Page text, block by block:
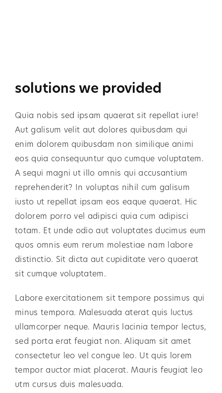
solutions we provided
Quia nobis sed ipsam quaerat sit repellat iure!
Aut galisum velit aut dolores quibusdam qui
enim dolorem quibusdam non similique animi
eos quia consequuntur quo cumque voluptatem.
A sequi magni ut illo omnis qui accusantium
reprehenderit? In voluptas nihil cum galisum
iusto ut repellat ipsam eos eaque quaerat. Hic
dolorem porro vel adipisci quia cum adipisci
totam. Et unde odio aut voluptates ducimus eum
quos omnis eum rerum molestiae nam labore
distinctio. Sit dicta aut cupiditate vero quaerat
sit cumque voluptatem.
Labore exercitationem sit tempore possimus qui
minus tempora. Malesuada aterat quis luctus
ullamcorper neque. Mauris lacinia tempor lectus,
sed porta erat feugiat non. Aliquam sit amet
consectetur leo vel congue leo. Ut quis lorem
tempor auctor miat placerat. Mauris feugiat leo
utm cursus duis malesuada.